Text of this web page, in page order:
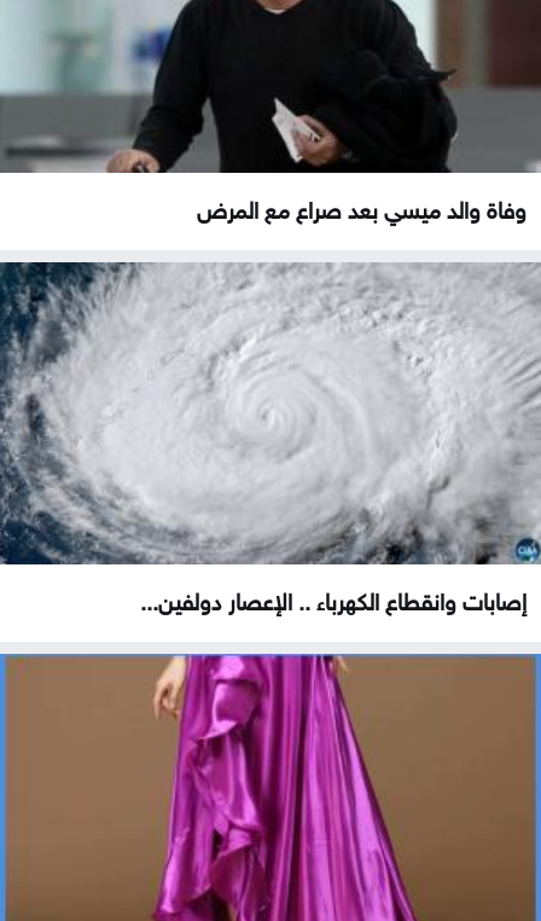
وفاة والد ميسي بعد صراع مع المرض
إصابات وانقطاع الكهرباء .. الإعصار دولفين...